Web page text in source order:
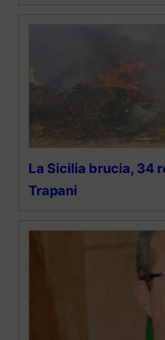
La Sicilia brucia, 34
Trapani